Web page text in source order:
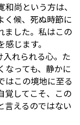
尚という方は、
く候、死ぬ時節に
ました。私はこの
じます。
入れられる心。た
なっても、静かに
はこの境地に至る
覚してこそ、この
言えるのではない